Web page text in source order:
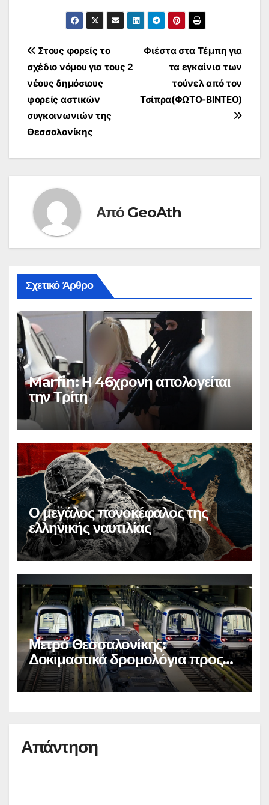
έχουμε χημικό
οπλοστάσιο από…
Πλοήγηση
άρθρων
Φιέστα στα Τέμπη για
τα εγκαίνια των
τούνελ από τον
Τσίπρα(ΦΩΤΟ-ΒΙΝΤΕΟ)
Στους φορείς το
σχέδιο νόμου για τους 2
νέους δημόσιους
φορείς αστικών
συγκοινωνιών της
Θεσσαλονίκης
Από GeoAth
Σχετικό Άρθρο
Marfin: Η 46χρονη απολογείται
την Τρίτη
Ο μεγάλος πονοκέφαλος της
ελληνικής ναυτιλίας
Μετρό Θεσσαλονίκης:
Δοκιμαστικά δρομολόγια προς
Καλαμαριά
Απάντηση